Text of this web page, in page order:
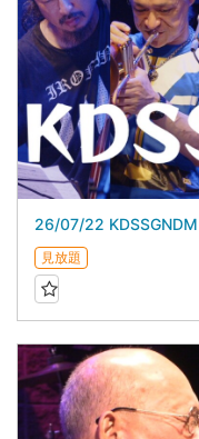
26/07/22
見放題